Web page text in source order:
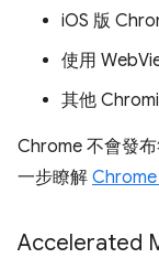
iOS 版
使用
其他
Chrome 不會發
一步瞭解
Accelerated